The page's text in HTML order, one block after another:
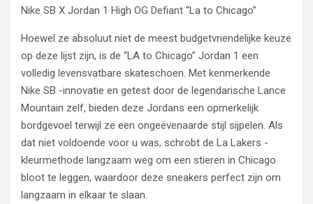
Nike SB X Jordan 1 High OG Defiant “La to Chicago”
Hoewel ze absoluut niet de meest budgetvriendelijke keuze
op deze lijst zijn, is de “LA to Chicago” Jordan 1 een
volledig levensvatbare skateschoen. Met kenmerkende
Nike SB -innovatie en getest door de legendarische Lance
Mountain zelf, bieden deze Jordans een opmerkelijk
bordgevoel terwijl ze een ongeëvenaarde stijl sijpelen. Als
dat niet voldoende voor u was, schrobt de La Lakers -
kleurmethode langzaam weg om een ​​stieren in Chicago
bloot te leggen, waardoor deze sneakers perfect zijn om
langzaam in elkaar te slaan.